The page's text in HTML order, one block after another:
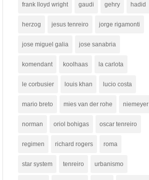
frank lloyd wright gaudi gehry hadid
herzog jesus tenreiro jorge rigamonti
jose miguel galia jose sanabria
komendant koolhaas la carlota
le corbusier louis khan lucio costa
mario breto mies van der rohe niemeyer
norman oriol bohigas oscar tenreiro
regimen richard rogers roma
star system tenreiro urbanismo